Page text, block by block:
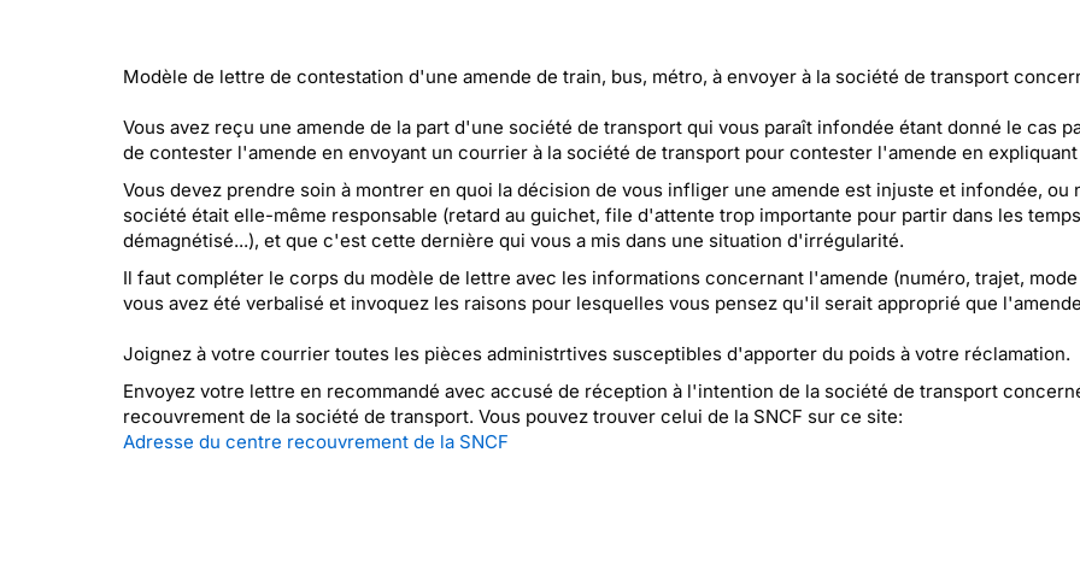
Modèle de lettre de contestation d'une amende de train, bus, métro, à envoyer à la société de transport
Vous avez reçu une amende de la part d'une société de transport qui vous paraît infondée étant donné le cas
de contester l'amende en envoyant un courrier à la société de transport pour contester l'amende en
Vous devez prendre soin à montrer en quoi la décision de vous infliger une amende est injuste et infondée,
société était elle-même responsable (retard au guichet, file d'attente trop importante pour partir dans les
démagnétisé...), et que c'est cette dernière qui vous a mis dans une situation d'irrégularité.
Il faut compléter le corps du modèle de lettre avec les informations concernant l'amende (numéro, trajet,
vous avez été verbalisé et invoquez les raisons pour lesquelles vous pensez qu'il serait approprié que
Joignez à votre courrier toutes les pièces administrtives susceptibles d'apporter du poids à votre réclamation.
Envoyez votre lettre en recommandé avec accusé de réception à l'intention de la société de transport
recouvrement de la société de transport. Vous pouvez trouver celui de la SNCF sur ce site:
Adresse du centre recouvrement de la SNCF